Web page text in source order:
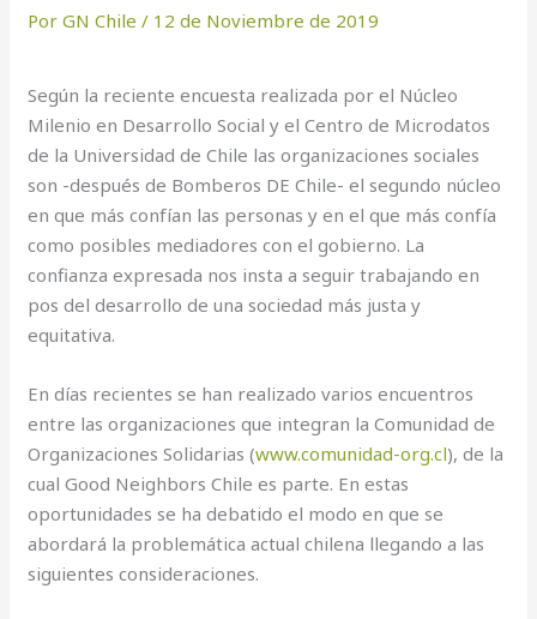
PorGN Chile/ 12 de Noviembre de 2019
Según la reciente encuesta realizada por el Núcleo
Milenio en Desarrollo Social y el Centro de Microdatos
de la Universidad de Chile las organizaciones sociales
son -después de Bomberos DE Chile- el segundo núcleo
en que más confían las personas y en el que más confía
como posibles mediadores con el gobierno. La
confianza expresada nos insta a seguir trabajando en
pos del desarrollo de una sociedad más justa y
equitativa.
En días recientes se han realizado varios encuentros
entre las organizaciones que integran la Comunidad de
Organizaciones Solidarias (www.comunidad-org.cl), de la
cual Good Neighbors Chile es parte. En estas
oportunidades se ha debatido el modo en que se
abordará la problemática actual chilena llegando a las
siguientes consideraciones.